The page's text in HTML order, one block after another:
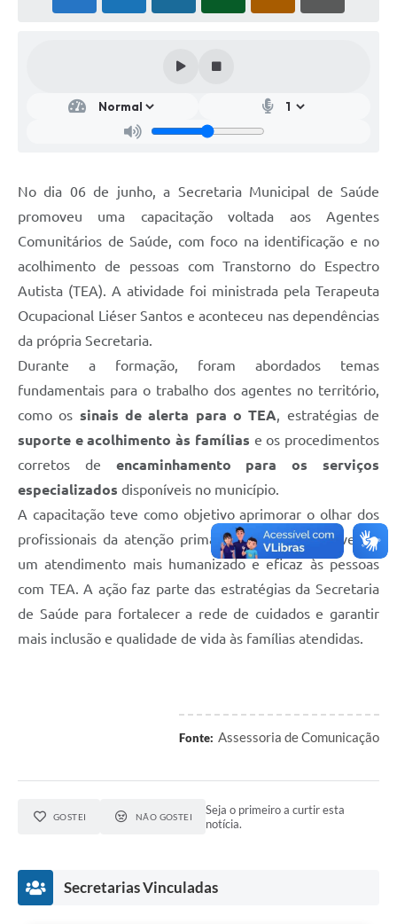
No dia 06 de junho, a Secretaria Municipal de Saúde
promoveu uma capacitação voltada aos Agentes
Comunitários de Saúde, com foco na identificação e no
acolhimento de pessoas com Transtorno do Espectro
Autista (TEA). A atividade foi ministrada pela Terapeuta
Ocupacional Liéser Santos e aconteceu nas dependências
da própria Secretaria.
Durante a formação, foram abordados temas
fundamentais para o trabalho dos agentes no território,
como os sinais de alerta para o TEA, estratégias de
suporte e acolhimento às famílias e os procedimentos
corretos de encaminhamento para os serviços
especializados disponíveis no município.
A capacitação teve como objetivo aprimorar o olhar dos
profissionais da atenção primária à saúde, promovendo
um atendimento mais humanizado e eficaz às pessoas
com TEA. A ação faz parte das estratégias da Secretaria
de Saúde para fortalecer a rede de cuidados e garantir
mais inclusão e qualidade de vida às famílias atendidas.
Fonte: Assessoria de Comunicação
GOSTEI NÃO GOSTEI
Seja o primeiro a curtir esta
notícia.
Secretarias Vinculadas